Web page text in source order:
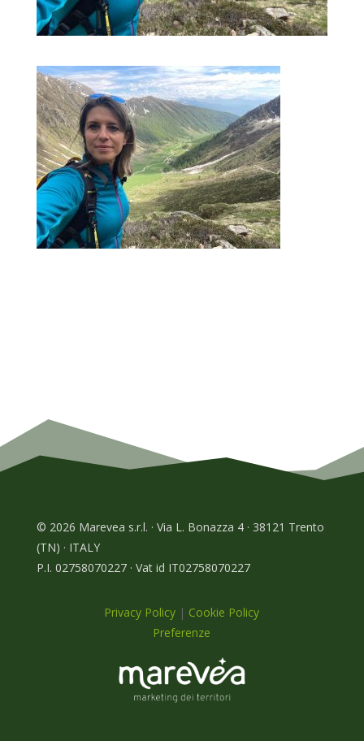
© 2026 Marevea s.r.l. · Via L. Bonazza 4 · 38121 Trento
(TN) · ITALY
P.I. 02758070227 · Vat id IT02758070227
Privacy Policy | Cookie Policy
Preferenze